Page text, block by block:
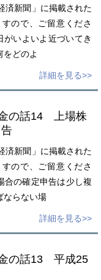
済新聞」に掲載された
ので、ご留意くださ
いよいよ近づいてき
をどのよ
詳細を見る>>
の話14 上場株
済新聞」に掲載された
ので、ご留意くださ
の確定申告は少し複
ならない場
詳細を見る>>
の話13 平成25